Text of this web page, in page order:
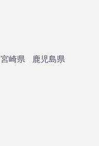
宮崎県
鹿児島県